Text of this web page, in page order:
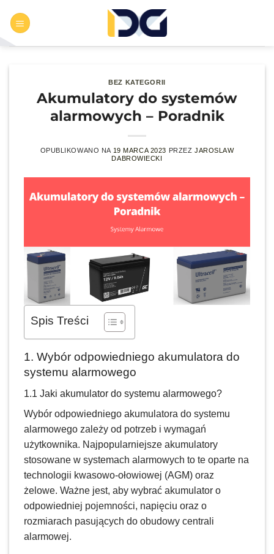
zawartości
BEZ KATEGORII
Akumulatory do systemów
alarmowych – Poradnik
OPUBLIKOWANO NA 19 MARCA 2023 PRZEZ JAROSLAW
DABROWIECKI
Spis Treści
1. Wybór odpowiedniego akumulatora do
systemu alarmowego
1.1 Jaki akumulator do systemu alarmowego?
Wybór odpowiedniego akumulatora do systemu
alarmowego zależy od potrzeb i wymagań
użytkownika. Najpopularniejsze akumulatory
stosowane w systemach alarmowych to te oparte na
technologii kwasowo-ołowiowej (AGM) oraz
żelowe. Ważne jest, aby wybrać akumulator o
odpowiedniej pojemności, napięciu oraz o
rozmiarach pasujących do obudowy centrali
alarmowej.